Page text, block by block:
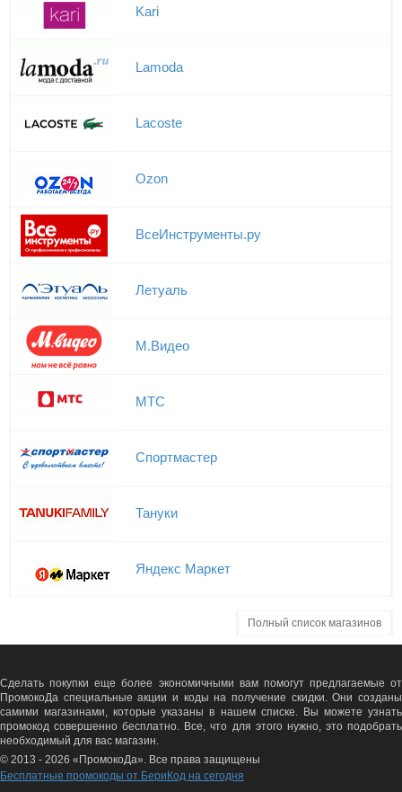
Kari
Lamoda
Lacoste
Ozon
ВсеИнструменты.ру
Летуаль
М.Видео
МТС
Спортмастер
Тануки
Яндекс Маркет
Полный список магазинов
Сделать покупки еще более экономичными вам помогут предлагаемые от
ПромокоДа специальные акции и коды на получение скидки. Они созданы
самими магазинами, которые указаны в нашем списке. Вы можете узнать
промокод совершенно бесплатно. Все, что для этого нужно, это подобрать
необходимый для вас магазин.
© 2013 - 2026 «ПромокоДа». Все права защищены
Бесплатные промокоды от БериКод на сегодня